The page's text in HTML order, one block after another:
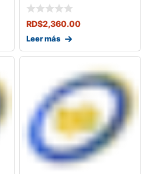
RD$2,360.00
Leer más